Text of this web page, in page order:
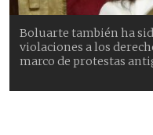
Boluarte también ha
violaciones a los
marco de protestas